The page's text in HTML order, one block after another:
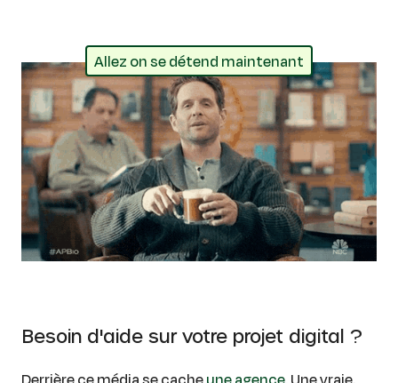
Allez on se détend maintenant
Besoin d'aide sur votre projet digital ?
Derrière ce média se cacheune agence. Une vraie,